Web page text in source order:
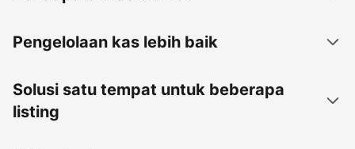
Pengelolaan kas lebih baik
Solusi satu tempat untuk beberapa
listing